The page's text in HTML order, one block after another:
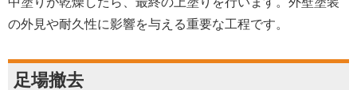
の外見や耐久性に影響を与える重要な工程です。
足場撤去